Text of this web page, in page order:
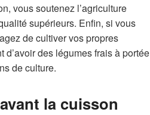
vous soutenez l’agriculture
supérieurs. Enfin, si vous
de cultiver vos propres
des légumes frais à portée
de culture.
la cuisson